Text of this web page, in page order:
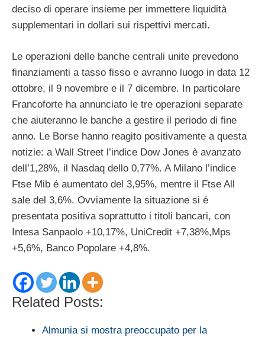
deciso di operare insieme per immettere liquidità
supplementari in dollari sui rispettivi mercati.
Le operazioni delle banche centrali unite prevedono
finanziamenti a tasso fisso e avranno luogo in data 12
ottobre, il 9 novembre e il 7 dicembre. In particolare
Francoforte ha annunciato le tre operazioni separate
che aiuteranno le banche a gestire il periodo di fine
anno. Le Borse hanno reagito positivamente a questa
notizie: a Wall Street l’indice Dow Jones è avanzato
dell’1,28%, il Nasdaq dello 0,77%. A Milano l’indice
Ftse Mib é aumentato del 3,95%, mentre il Ftse All
sale del 3,6%. Ovviamente la situazione si é
presentata positiva soprattutto i titoli bancari, con
Intesa Sanpaolo +10,17%, UniCredit +7,38%,Mps
+5,6%, Banco Popolare +4,8%.
Related Posts:
Almunia si mostra preoccupato per la